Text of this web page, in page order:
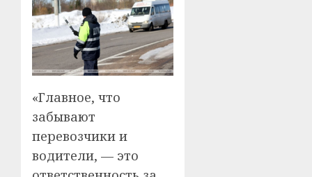
«Главное, что
забывают
перевозчики и
водители, — это